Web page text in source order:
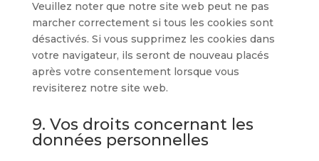
Veuillez noter que notre site web peut ne pas
marcher correctement si tous les cookies sont
désactivés. Si vous supprimez les cookies dans
votre navigateur, ils seront de nouveau placés
après votre consentement lorsque vous
revisiterez notre site web.
9. Vos droits concernant les
données personnelles